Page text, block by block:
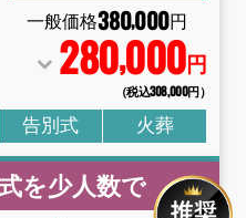
一般価格380,000円
280,000円
（税込308,000円）
告別式 火葬
を少人数で